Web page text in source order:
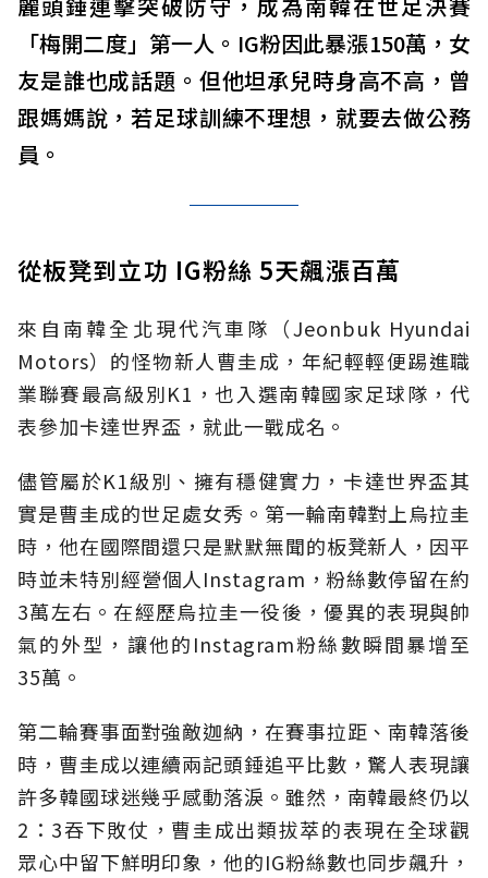
「梅開二度」第一人。IG粉因此暴漲150萬，女
友是誰也成話題。但他坦承兒時身高不高，曾
跟媽媽說，若足球訓練不理想，就要去做公務
員。
從板凳到立功 IG粉絲 5天飆漲百萬
來自南韓全北現代汽車隊（Jeonbuk Hyundai
Motors）的怪物新人曹圭成，年紀輕輕便踢進職
業聯賽最高級別K1，也入選南韓國家足球隊，代
表參加卡達世界盃，就此一戰成名。
儘管屬於K1級別、擁有穩健實力，卡達世界盃其
實是曹圭成的世足處女秀。第一輪南韓對上烏拉圭
時，他在國際間還只是默默無聞的板凳新人，因平
時並未特別經營個人Instagram，粉絲數停留在約
3萬左右。在經歷烏拉圭一役後，優異的表現與帥
氣的外型，讓他的Instagram粉絲數瞬間暴增至
35萬。
第二輪賽事面對強敵迦納，在賽事拉距、南韓落後
時，曹圭成以連續兩記頭錘追平比數，驚人表現讓
許多韓國球迷幾乎感動落淚。雖然，南韓最終仍以
2：3吞下敗仗，曹圭成出類拔萃的表現在全球觀
眾心中留下鮮明印象，他的IG粉絲數也同步飆升，